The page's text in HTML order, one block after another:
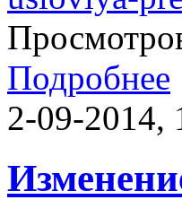
Подробнее
2-09-2014,